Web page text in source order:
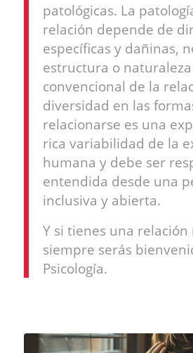
patológicas. La
relación depende de
específicas y dañinas,
estructura o
convencional de la
diversidad en las
relacionarse es una
rica variabilidad de la
humana y debe ser
entendida desde una
inclusiva y abierta.
Y si tienes una
siempre serás
Psicología.